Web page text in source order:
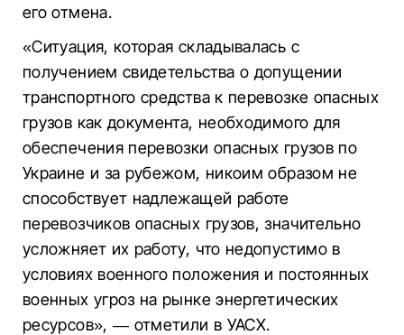
его отмена.
«Ситуация, которая складывалась с
получением свидетельства о допущении
транспортного средства к перевозке опасных
грузов как документа, необходимого для
обеспечения перевозки опасных грузов по
Украине и за рубежом, никоим образом не
способствует надлежащей работе
перевозчиков опасных грузов, значительно
усложняет их работу, что недопустимо в
условиях военного положения и постоянных
военных угроз на рынке энергетических
ресурсов», — отметили в УАСХ.